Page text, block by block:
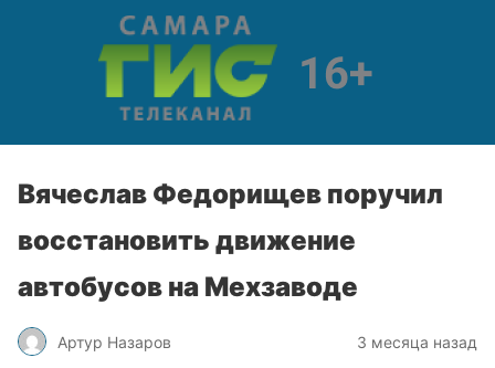
Вячеслав Федорищев поручил
восстановить движение
автобусов на Мехзаводе
Артур Назаров 3 месяца назад